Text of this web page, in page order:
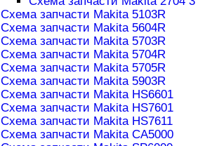
Схема запчасти Makita 5103R
Схема запчасти Makita 5604R
Схема запчасти Makita 5703R
Схема запчасти Makita 5704R
Схема запчасти Makita 5705R
Схема запчасти Makita 5903R
Схема запчасти Makita HS6601
Схема запчасти Makita HS7601
Схема запчасти Makita HS7611
Схема запчасти Makita CA5000